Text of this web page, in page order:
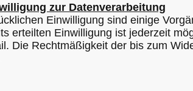
zur Datenverarbeitung
Einwilligung sind einige
erteilten Einwilligung ist jederzeit
Die Rechtmäßigkeit der bis zum